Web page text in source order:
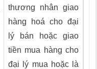
thương nhân giao
hàng hoá cho đại
lý bán hoặc giao
tiền mua hàng cho
đại lý mua hoặc là